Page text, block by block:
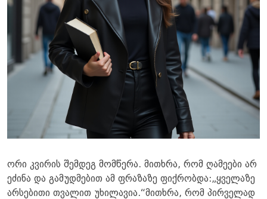
ორი კვირის შემდეგ მომწერა. მითხრა, რომ ღამეები არ
ეძინა და გამუდმებით ამ ფრაზაზე ფიქრობდა:„ყველაზე
არსებითი თვალით უხილავია.“მითხრა, რომ პირველად